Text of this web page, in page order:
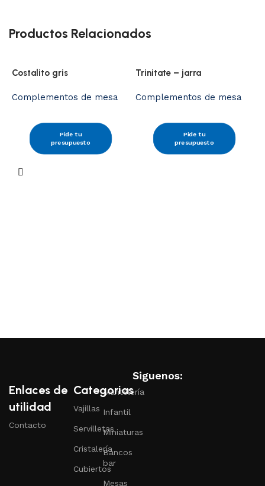
Productos Relacionados
Costalito gris
Complementos de mesa
Pide tu
presupuesto
Trinitate – jarra
Complementos de mesa
Pide tu
presupuesto
Enlaces de
utilidad
Contacto
Categorias
Vajillas
Servilletas
Cristalería
Cubiertos
Mantelería
Infantil
Miniaturas
Bancos
bar
Mesas
Siguenos: